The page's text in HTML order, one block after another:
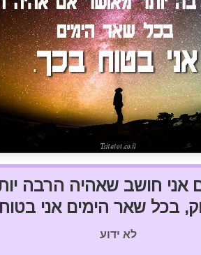
אני חושב שאהיה הרבה
בכל שאר הימים אני
לא ידוע